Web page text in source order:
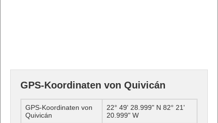
GPS-Koordinaten von Quivicán
GPS-Koordinaten von
Quivicán
22° 49' 28.999" N 82° 21'
20.999" W